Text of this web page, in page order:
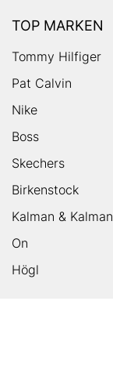
TOP MARKEN
Tommy Hilfiger
Pat Calvin
Nike
Boss
Skechers
Birkenstock
Kalman & Kalman
On
Högl